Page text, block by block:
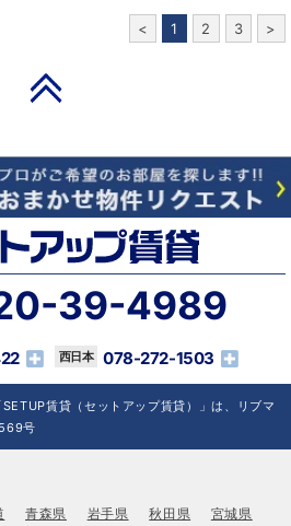
< 1 2 3 >
39-4989
078-272-1503
賃貸（セットアップ賃貸）」は、リブマ
号
青森県 岩手県 秋田県
宮城県